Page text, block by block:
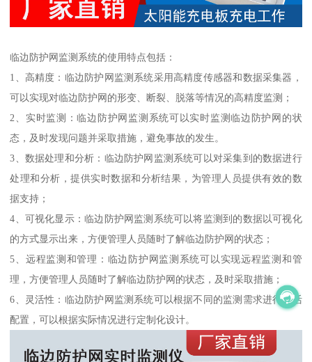
临边防护网监测系统的使用特点包括：
1、高精度：临边防护网监测系统采用高精度传感器和数据采集器，
可以实现对临边防护网的形变、断裂、脱落等情况的高精度监测；
2、实时监测：临边防护网监测系统可以实时监测临边防护网的状
态，及时发现问题并采取措施，避免事故的发生。
3、数据处理和分析：临边防护网监测系统可以对采集到的数据进行
处理和分析，提供实时数据和分析结果，为管理人员提供有效的数
据支持；
4、可视化显示：临边防护网监测系统可以将监测到的数据以可视化
的方式显示出来，方便管理人员随时了解临边防护网的状态；
5、远程监测和管理：临边防护网监测系统可以实现远程监测和管
理，方便管理人员随时了解临边防护网的状态，及时采取措施；
6、灵活性：临边防护网监测系统可以根据不同的监测需求进行灵活
配置，可以根据实际情况进行定制化设计。